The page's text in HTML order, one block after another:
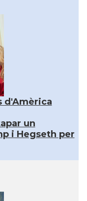
d'Amèrica
un
i Hegseth per